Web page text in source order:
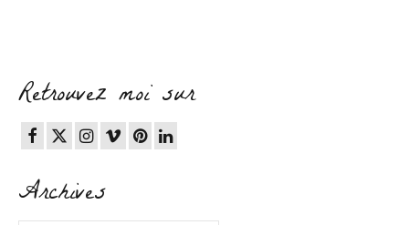
Retrouvez moi sur
Archives